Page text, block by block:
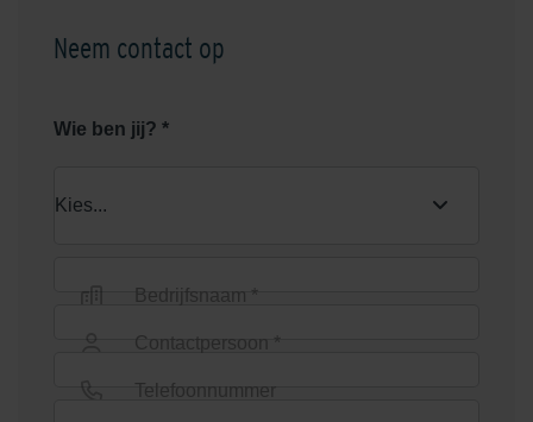
Neem contact op
Wie ben jij? *
Bedrijfsnaam *
Contactpersoon *
Telefoonnummer